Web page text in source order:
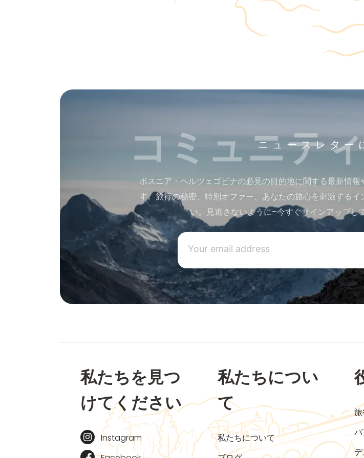
ニュースレター
コミュニテ
ボスニア・ヘルツェゴビナの必見の目的地に関する最新情
す。旅行の秘密、特別オファー、あなたの旅心を刺激する
い。見逃さないように–今すぐサインアップし
私たちを見つ
けてください
Instagram
私たちについ
て
私たちについて